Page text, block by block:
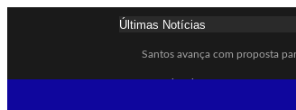
Últimas Notícias
Santos avança com proposta
Guarujá cria força-tarefa para